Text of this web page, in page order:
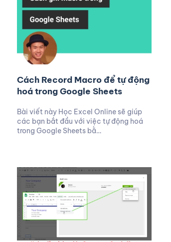
Cách Record Macro để tự động
hoá trong Google Sheets
Bài viết này Học Excel Online sẽ giúp
các bạn bắt đầu với việc tự động hoá
trong Google Sheets bằ…